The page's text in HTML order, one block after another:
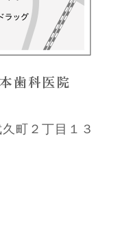
歯科医院
町２丁目１３